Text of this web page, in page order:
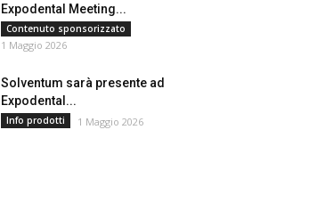
Expodental Meeting...
Contenuto sponsorizzato
1 Maggio 2026
Solventum sarà presente ad
Expodental...
Info prodotti 1 Maggio 2026